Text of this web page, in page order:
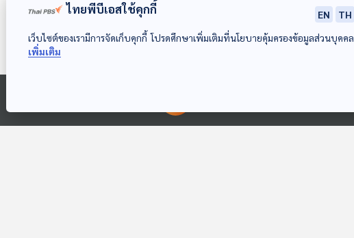
มหาสมุทร
นานาสัตว์สารพัดเสียง
เพศหญิงเป็นผู้นำ
นานาสัตว์สารพัดเสียง นานาสัตว์สารพัดเสียง
ไทยพีบีเอสใช้คุกกี้ EN
TH
เว็บไซต์ของเรามีการจัดเก็บคุกกี้ โปรดศึกษาเพิ่มเติมที่นโยบายคุ้มครองข้อมูลส่วนบุคคล
เพิ่มเติม